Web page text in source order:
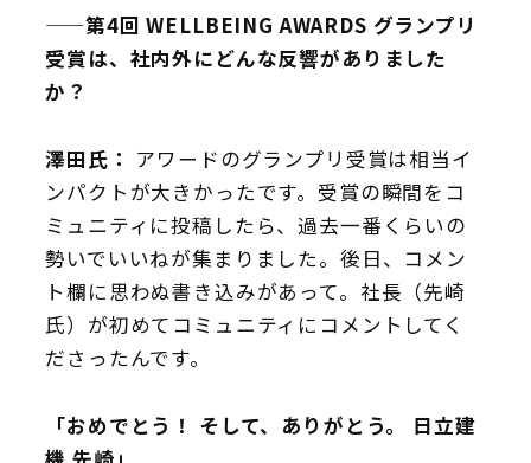
——第4回 WELLBEING AWARDS グランプリ
受賞は、社内外にどんな反響がありました
か？
澤田氏： アワードのグランプリ受賞は相当イ
ンパクトが大きかったです。受賞の瞬間をコ
ミュニティに投稿したら、過去一番くらいの
勢いでいいねが集まりました。後日、コメン
ト欄に思わぬ書き込みがあって。社長（先崎
氏）が初めてコミュニティにコメントしてく
ださったんです。
「おめでとう！ そして、ありがとう。 日立建